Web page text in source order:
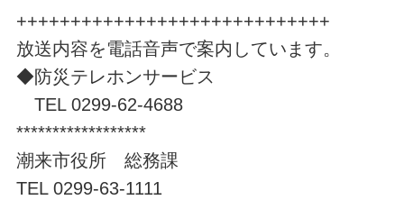
+++++++++++++++++++++++++++++
放送内容を電話音声で案内しています。
◆防災テレホンサービス
TEL 0299-62-4688
******************
潮来市役所 総務課
TEL 0299-63-1111